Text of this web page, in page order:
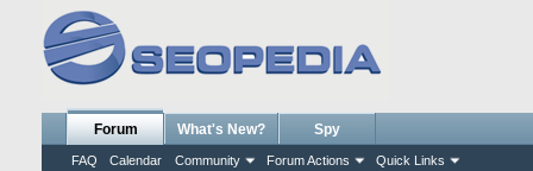
Forum
FAQ Calendar Community Forum Actions Quick Links
What's New? Spy